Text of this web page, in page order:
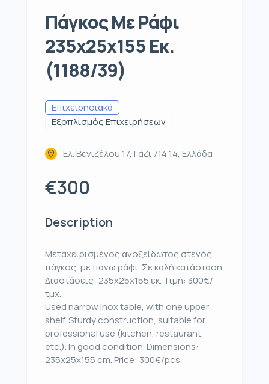
Πάγκος Με Ράφι
235x25x155 Εκ.
(1188/39)
Επιχειρησιακά
Εξοπλισμός Επιχειρήσεων
Ελ. Βενιζέλου 17, Γάζι 714 14, Ελλάδα
€300
Description
Μεταχειρισμένος ανοξείδωτος στενός
πάγκος, με πάνω ράφι. Σε καλή κατάσταση.
Διαστάσεις: 235x25x155 εκ. Τιμή: 300€/
τμχ.
Used narrow inox table, with one upper
shelf. Sturdy construction, suitable for
professional use (kitchen, restaurant,
etc.). In good condition. Dimensions:
235x25x155 cm. Price: 300€/pcs.